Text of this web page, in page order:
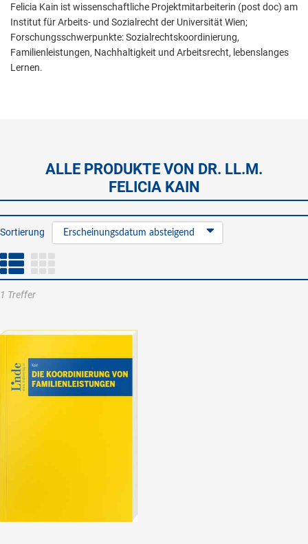
Felicia Kain ist wissenschaftliche Projektmitarbeiterin (post doc) am
Institut für Arbeits- und Sozialrecht der Universität Wien;
Forschungsschwerpunkte: Sozialrechtskoordinierung,
Familienleistungen, Nachhaltigkeit und Arbeitsrecht, lebenslanges
Lernen.
ALLE PRODUKTE VON DR. LL.M.
FELICIA KAIN
Sortierung Erscheinungsdatum absteigend
1 Treffer